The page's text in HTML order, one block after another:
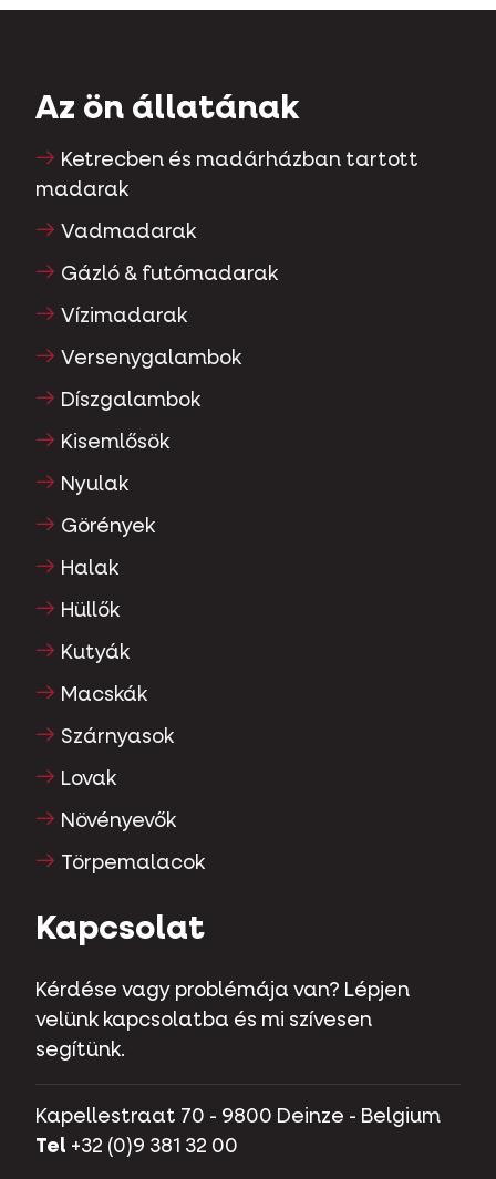
Az ön állatának
Ketrecben és madárházban tartott
madarak
Vadmadarak
Gázló & futómadarak
Vízimadarak
Versenygalambok
Díszgalambok
Kisemlősök
Nyulak
Görények
Halak
Hüllők
Kutyák
Macskák
Szárnyasok
Lovak
Növényevők
Törpemalacok
Kapcsolat
Kérdése vagy problémája van? Lépjen
velünk kapcsolatba és mi szívesen
segítünk.
Kapellestraat 70 - 9800 Deinze - Belgium
Tel +32 (0)9 381 32 00